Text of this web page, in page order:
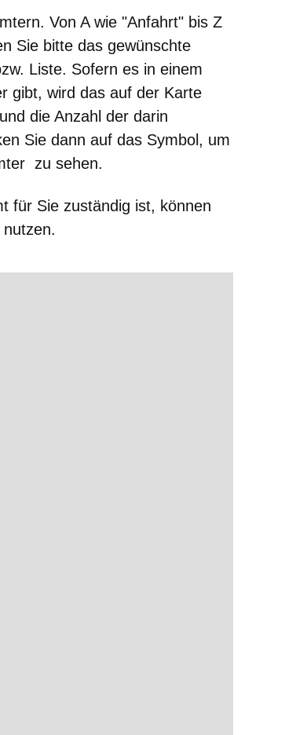
Von A wie "Anfahrt" bis Z
Sie bitte das gewünschte
Liste. Sofern es in einem
gibt, wird das auf der Karte
die Anzahl der darin
Sie dann auf das Symbol, um
zu sehen.
für Sie zuständig ist, können
nutzen.